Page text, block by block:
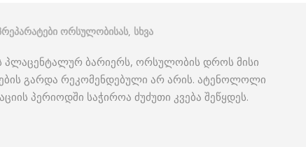
ორსულობისას, სხვა
ბარიერს, ორსულობის დროს მისი
გარდა რეკომენდებული არ არის. ატენოლოლი
პერიოდში საჭიროა ძუძუთი კვება შეწყდეს.